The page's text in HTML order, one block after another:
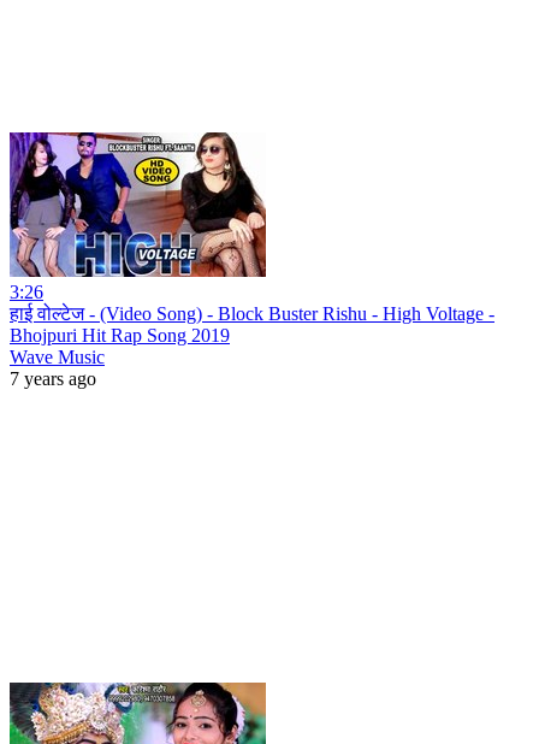
3:26
हाई वोल्टेज - (Video Song) - Block Buster Rishu - High Voltage -
Bhojpuri Hit Rap Song 2019
Wave Music
7 years ago